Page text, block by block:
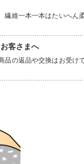
維一本一本はたいへん
客さまへ
の返品や交換はお受け